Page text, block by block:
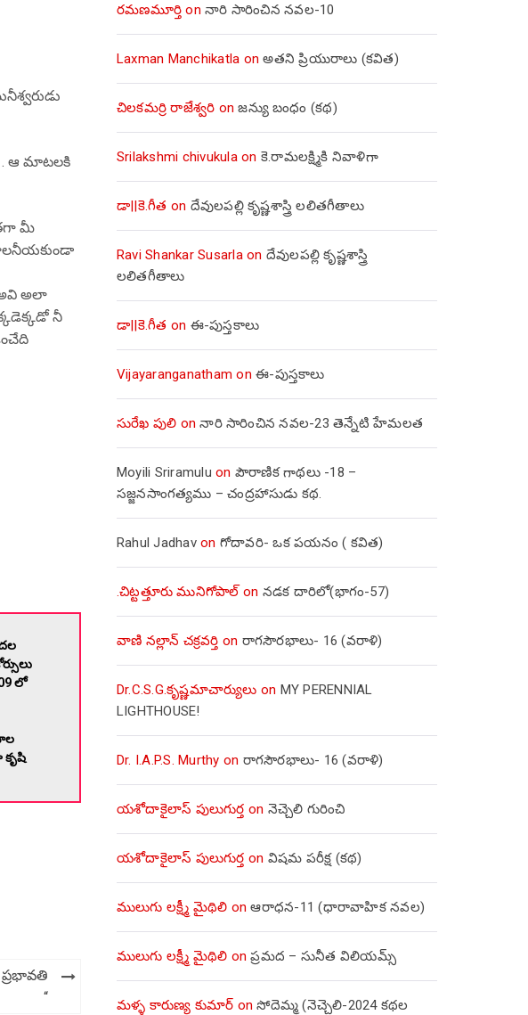
. ఆ మాటలకి
మీ
అవి అలా
నీ
లో
“
రమణమూర్తి onనారి సారించిన నవల-10
Laxman Manchikatla onఅతని ప్రియురాలు (కవిత)
చిలకమర్రి రాజేశ్వరి onజన్యు బంధం (కథ)
Srilakshmi chivukulaon కె.రామలక్ష్మికి నివాళిగా
డా||కె.గీత on దేవులపల్లి కృష్ణశాస్త్రి లలితగీతాలు
Ravi Shankar Susarlaon దేవులపల్లి కృష్ణశాస్త్రి
లలితగీతాలు
డా||కె.గీత on ఈ-పుస్తకాలు
Vijayaranganatham onఈ-పుస్తకాలు
సురేఖ పులి onనారి సారించిన నవల-23 తెన్నేటి హేమలత
Moyili Sriramulu on పౌరాణిక గాథలు -18 –
సజ్జనసాంగత్యము – చంద్రహాసుడు కథ.
Rahul Jadhavon గోదావరి- ఒక పయనం ( కవిత)
.చిట్టత్తూరు మునిగోపాల్on నడక దారిలో(భాగం-57)
వాణి నల్లాన్ చక్రవర్తి on రాగసౌరభాలు- 16 (వరాళి)
Dr.C.S.G.కృష్ణమాచార్యులు on MY PERENNIAL
LIGHTHOUSE!
Dr. I.A.P.S. Murthy on రాగసౌరభాలు- 16 (వరాళి)
యశోదాకైలాస్ పులుగుర్త on నెచ్చెలి గురించి
యశోదాకైలాస్ పులుగుర్త on విషమ పరీక్ష (క‌థ‌)
ములుగు లక్ష్మీ మైథిలి onఆరాధన-11 (ధారావాహిక నవల)
ములుగు లక్ష్మీ మైథిలి onప్రమద – సునీత విలియమ్స్
మళ్ళ కారుణ్య కుమార్ onసోదెమ్మ (నెచ్చెలి-2024 కథల